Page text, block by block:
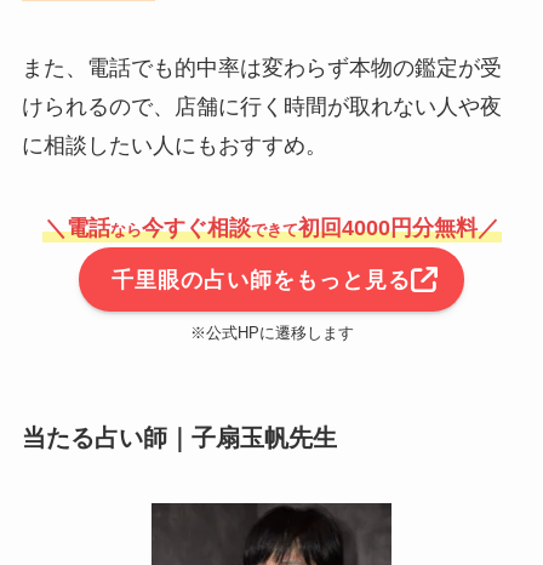
また、電話でも的中率は変わらず本物の鑑定が受
けられるので、店舗に行く時間が取れない人や夜
に相談したい人にもおすすめ。
＼電話なら今すぐ相談できて初回4000円分無料／
千里眼の占い師をもっと見る
※公式HPに遷移します
当たる占い師｜子扇玉帆先生